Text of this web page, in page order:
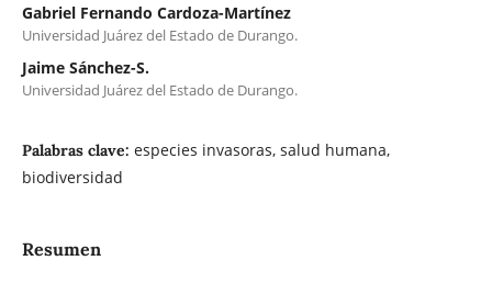
Gabriel Fernando Cardoza-Martínez
Universidad Juárez del Estado de Durango.
Jaime Sánchez-S.
Universidad Juárez del Estado de Durango.
Palabras clave: especies invasoras, salud humana,
biodiversidad
Resumen